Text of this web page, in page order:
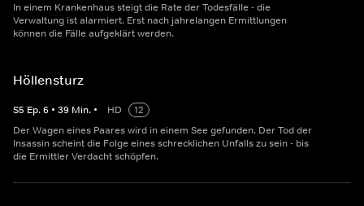
In einem Krankenhaus steigt die Rate der Todesfälle - die
Verwaltung ist alarmiert. Erst nach jahrelangen Ermittlungen
können die Fälle aufgeklärt werden.
Höllensturz
S5 Ep.6 • 39 Min. • HD
12
Der Wagen eines Paares wird in einem See gefunden. Der Tod der
Insassin scheint die Folge eines schrecklichen Unfalls zu sein - bis
die Ermittler Verdacht schöpfen.